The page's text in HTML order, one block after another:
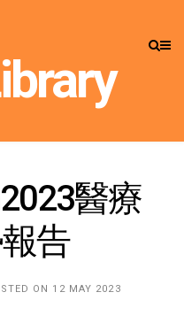
醫療
告
ON 12 MAY 2023